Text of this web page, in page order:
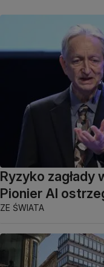
Ryzyko zagłady
Pionier AI
ZE ŚWIATA